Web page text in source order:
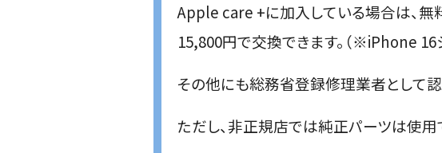
Apple care +に加入している場合は、無
15,800円で交換できます。（※iPhone
その他にも総務省登録修理業者として
ただし、非正規店では純正パーツは使用